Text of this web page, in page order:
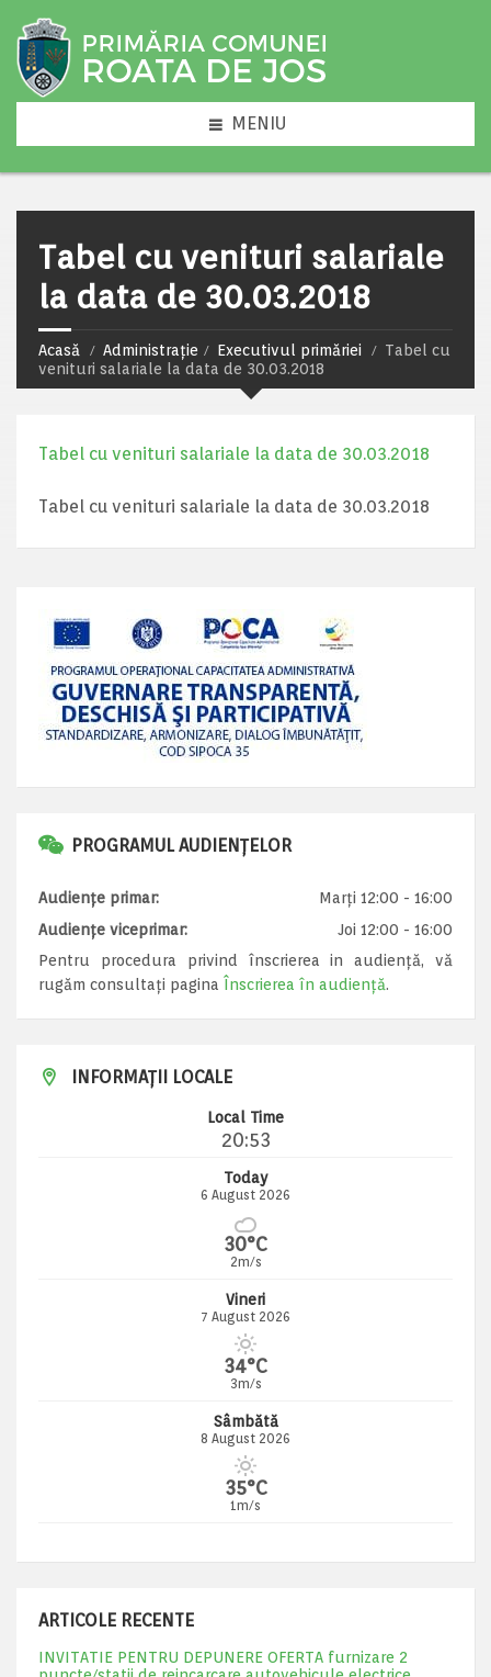
MENIU
Tabel cu venituri salariale
la data de 30.03.2018
Acasă Administrație Executivul primăriei
Tabel cu
venituri salariale la data de 30.03.2018
Tabel cu venituri salariale la data de 30.03.2018
Tabel cu venituri salariale la data de 30.03.2018
PROGRAMUL AUDIENȚELOR
Audiențe primar:
Marți 12:00 - 16:00
Audiențe viceprimar:
Joi 12:00 - 16:00
Pentru procedura privind înscrierea in audiență, vă
rugăm consultați pagina Înscrierea în audiență.
INFORMAȚII LOCALE
Local Time
20:53
Today
6 August 2026
30°C
2m/s
Vineri
7 August 2026
34°C
3m/s
Sâmbătă
8 August 2026
35°C
1m/s
ARTICOLE RECENTE
INVITATIE PENTRU DEPUNERE OFERTA furnizare 2